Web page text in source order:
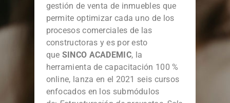
gestión de venta de inmuebles que
permite optimizar cada uno de los
procesos comerciales de las
constructoras y es por esto
que SINCO ACADEMIC, la
herramienta de capacitación 100 %
online, lanza en el 2021 seis cursos
enfocados en los submódulos